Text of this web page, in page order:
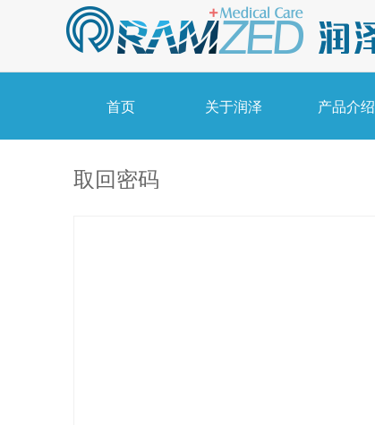
首页 关于润泽 产品介绍
取回密码